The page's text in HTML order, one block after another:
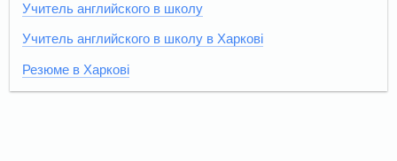
Учитель английского в школу
Учитель английского в школу в Харкові
Резюме в Харкові